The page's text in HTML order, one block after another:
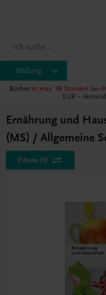
Bildung
Bücher in max. 48 Stunden bei
EUR –
Ernährung und
(MS) / Allgemeine
Filtern (1)